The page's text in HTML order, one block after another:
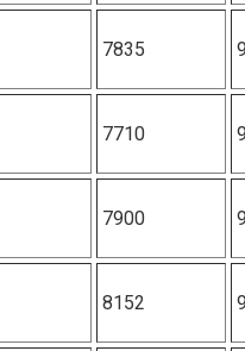
7835
7710
7900
8152